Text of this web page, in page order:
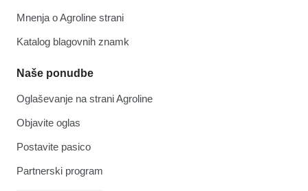
Mnenja o Agroline strani
Katalog blagovnih znamk
Naše ponudbe
Oglaševanje na strani Agroline
Objavite oglas
Postavite pasico
Partnerski program